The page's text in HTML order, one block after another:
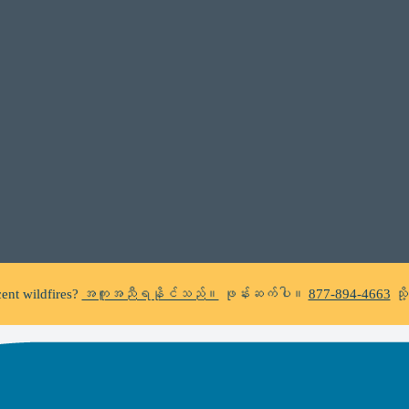
အကူအညီရနိုင်သည်။ ဖုန်းဆက်ပါ။877-894-4663သို့မဟုတ်
does not make unsolicited phone calls and will never ask clients
suspicious call claiming to be from WHRC, please contact us directly
wildfires?